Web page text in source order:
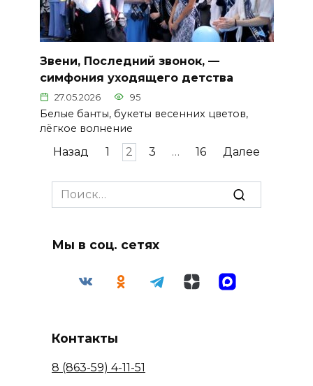
Звени, Последний звонок, —
симфония уходящего детства
27.05.2026 95
Белые банты, букеты весенних цветов,
лёгкое волнение
Пагинация
Назад 1 2 3 … 16 Далее
Search
for:
Мы в соц. сетях
Контакты
8 (863-59) 4-11-51